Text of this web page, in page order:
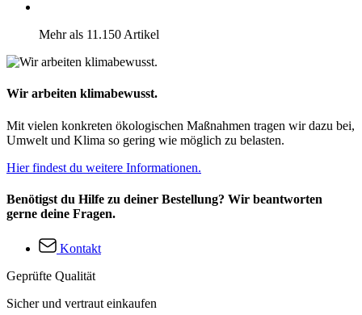
Mehr als 11.150 Artikel
Wir arbeiten klimabewusst.
Mit vielen konkreten ökologischen Maßnahmen tragen wir dazu bei,
Umwelt und Klima so gering wie möglich zu belasten.
Hier findest du weitere Informationen.
Benötigst du Hilfe zu deiner Bestellung? Wir beantworten
gerne deine Fragen.
Kontakt
Geprüfte Qualität
Sicher und vertraut einkaufen